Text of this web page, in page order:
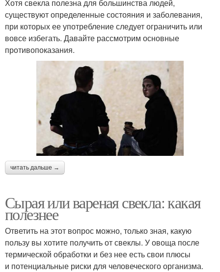
Хотя свекла полезна для большинства людей,
существуют определенные состояния и заболевания,
при которых ее употребление следует ограничить или
вовсе избегать. Давайте рассмотрим основные
противопоказания.
читать дальше →
Сырая или вареная свекла: какая
полезнее
Ответить на этот вопрос можно, только зная, какую
пользу вы хотите получить от свеклы. У овоща после
термической обработки и без нее есть свои плюсы
и потенциальные риски для человеческого организма.